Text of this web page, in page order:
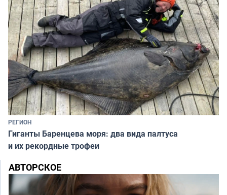
РЕГИОН
Гиганты Баренцева моря: два вида палтуса
и их рекордные трофеи
АВТОРСКОЕ